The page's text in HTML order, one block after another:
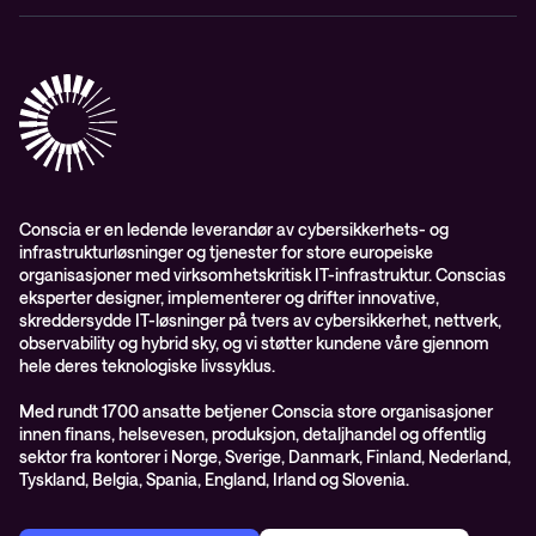
Aktsomhetsvurdering
Conscia Education Services
Conscia er en ledende leverandør av cybersikkerhets- og
infrastrukturløsninger og tjenester for store europeiske
organisasjoner med virksomhetskritisk IT-infrastruktur. Conscias
eksperter designer, implementerer og drifter innovative,
skreddersydde IT-løsninger på tvers av cybersikkerhet, nettverk,
observability og hybrid sky, og vi støtter kundene våre gjennom
hele deres teknologiske livssyklus.
Med rundt 1700 ansatte betjener Conscia store organisasjoner
innen finans, helsevesen, produksjon, detaljhandel og offentlig
sektor fra kontorer i Norge, Sverige, Danmark, Finland, Nederland,
Tyskland, Belgia, Spania, England, Irland og Slovenia.